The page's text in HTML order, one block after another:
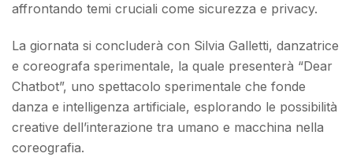
affrontando temi cruciali come sicurezza e privacy.
La giornata si concluderà con Silvia Galletti, danzatrice
e coreografa sperimentale, la quale presenterà “Dear
Chatbot”, uno spettacolo sperimentale che fonde
danza e intelligenza artificiale, esplorando le possibilità
creative dell’interazione tra umano e macchina nella
coreografia.